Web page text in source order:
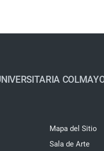
Mapa del Sitio
Sala de Arte